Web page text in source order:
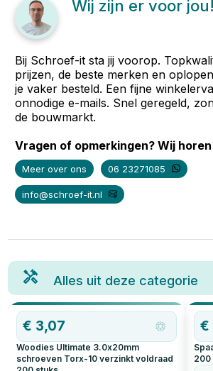
Wij zijn er voor jou!
Bij Schroef-it sta jij voorop.
prijzen, de beste merken en
je vaker besteld. Een fijne
onnodige e-mails. Snel geregeld,
de bouwmarkt.
Vragen of opmerkingen? Wij
Meer over ons 06 23271085
info@schroef-it.nl
Alles uit deze categorie
€ 3,07
Woodies Ultimate 3.0x20mm
schroeven Torx-10 verzinkt voldraad
€
200